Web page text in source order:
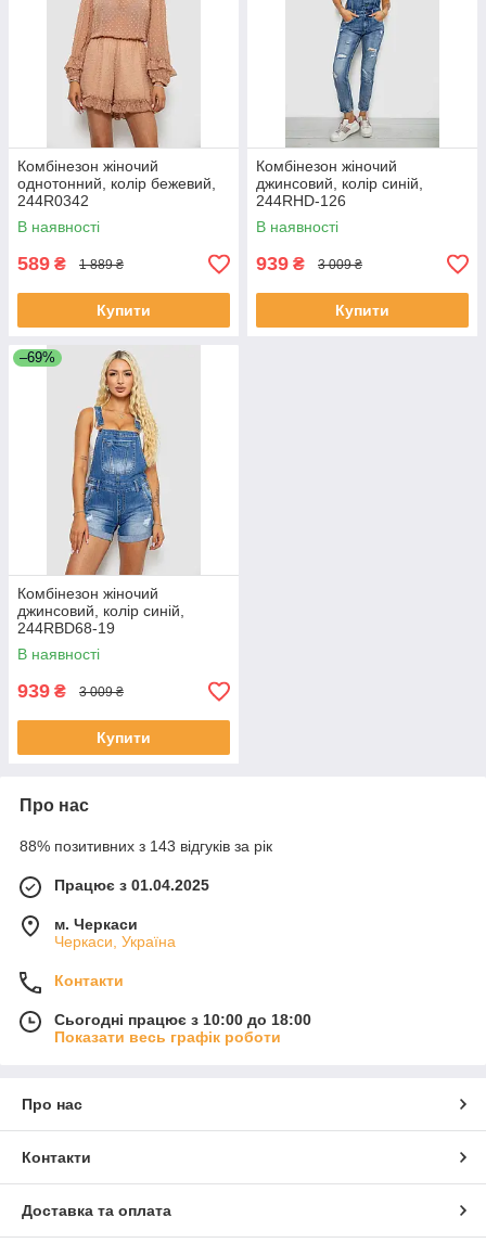
Комбінезон жіночий
однотонний, колір бежевий,
244R0342
В наявності
589 ₴ 1 889 ₴
Купити
Комбінезон жіночий
джинсовий, колір синій,
244RHD-126
В наявності
939 ₴ 3 009 ₴
Купити
–69%
Комбінезон жіночий
джинсовий, колір синій,
244RBD68-19
В наявності
939 ₴ 3 009 ₴
Купити
Про нас
88% позитивних з 143 відгуків за рік
Працює з 01.04.2025
м. Черкаси
Черкаси, Україна
Контакти
Сьогодні працює з 10:00 до 18:00
Показати весь графік роботи
Про нас
Контакти
Доставка та оплата